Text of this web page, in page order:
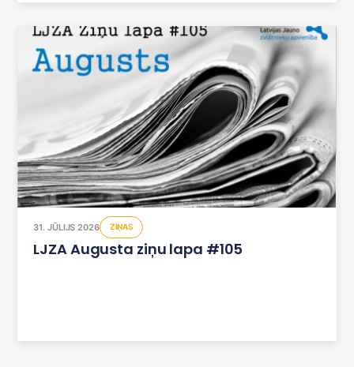
31. JŪLIJS 2026 ZIŅAS
LJZA Augusta ziņu lapa #105